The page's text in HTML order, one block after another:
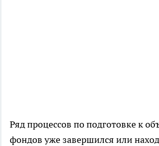
Ряд процессов по подготовке к
фондов уже завершился или